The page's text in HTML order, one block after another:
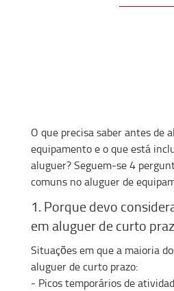
O que precisa saber antes de
equipamento e o que está
aluguer? Seguem-se 4
comuns no aluguer de
1. Porque devo
em aluguer de curto
Situações em que a maioria
aluguer de curto prazo:
- Picos temporários de